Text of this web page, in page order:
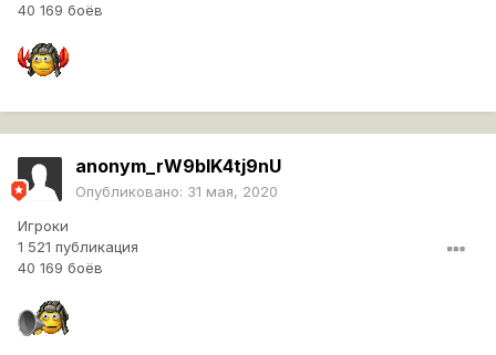
40 169 боёв
anonym_rW9bIK4tj9nU
Опубликовано: 31 мая, 2020
Игроки
1 521 публикация
40 169 боёв